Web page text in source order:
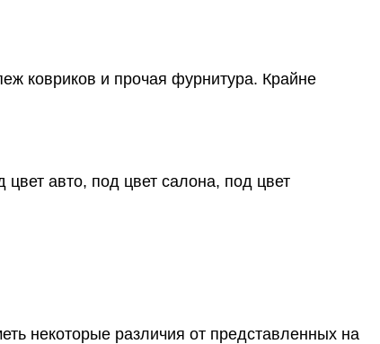
ковриков и прочая фурнитура. Крайне
авто, под цвет салона, под цвет
некоторые различия от представленных на